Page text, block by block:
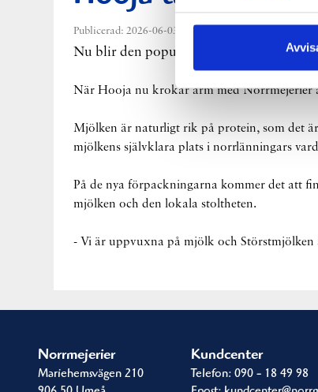
Publicerad: 2026-06-03
Nu blir den populära musikduon Hooja
När Hooja nu krokar arm med Norrmejerier
Mjölken är naturligt rik på protein, som det
mjölkens självklara plats i norrlänningars
På de nya förpackningarna kommer det att
mjölken och den lokala stoltheten.
- Vi är uppvuxna på mjölk och Störstmjölken
Norrmejerier
Mariehemsvägen 210
Kundcenter
Telefon: 090 - 18 49 98